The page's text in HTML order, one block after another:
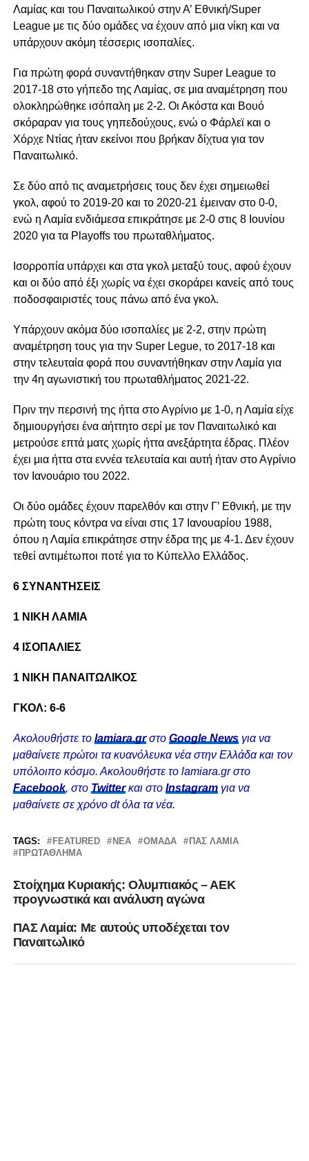
Λαμίας και του Παναιτωλικού στην Α’ Εθνική/Super
League με τις δύο ομάδες να έχουν από μια νίκη και να
υπάρχουν ακόμη τέσσερις ισοπαλίες.
Για πρώτη φορά συναντήθηκαν στην Super League το
2017-18 στο γήπεδο της Λαμίας, σε μια αναμέτρηση που
ολοκληρώθηκε ισόπαλη με 2-2. Οι Ακόστα και Βουό
σκόραραν για τους γηπεδούχους, ενώ ο Φάρλεϊ και ο
Χόρχε Ντίας ήταν εκείνοι που βρήκαν δίχτυα για τον
Παναιτωλικό.
Σε δύο από τις αναμετρήσεις τους δεν έχει σημειωθεί
γκολ, αφού το 2019-20 και το 2020-21 έμειναν στο 0-0,
ενώ η Λαμία ενδιάμεσα επικράτησε με 2-0 στις 8 Ιουνίου
2020 για τα Playoffs του πρωταθλήματος.
Ισορροπία υπάρχει και στα γκολ μεταξύ τους, αφού έχουν
και οι δύο από έξι χωρίς να έχει σκοράρει κανείς από τους
ποδοσφαιριστές τους πάνω από ένα γκολ.
Υπάρχουν ακόμα δύο ισοπαλίες με 2-2, στην πρώτη
αναμέτρηση τους για την Super Legue, το 2017-18 και
στην τελευταία φορά που συναντήθηκαν στην Λαμία για
την 4η αγωνιστική του πρωταθλήματος 2021-22.
Πριν την περσινή της ήττα στο Αγρίνιο με 1-0, η Λαμία είχε
δημιουργήσει ένα αήττητο σερί με τον Παναιτωλικό και
μετρούσε επτά ματς χωρίς ήττα ανεξάρτητα έδρας. Πλέον
έχει μια ήττα στα εννέα τελευταία και αυτή ήταν στο Αγρίνιο
τον Ιανουάριο του 2022.
Οι δύο ομάδες έχουν παρελθόν και στην Γ’ Εθνική, με την
πρώτη τους κόντρα να είναι στις 17 Ιανουαρίου 1988,
όπου η Λαμία επικράτησε στην έδρα της με 4-1. Δεν έχουν
τεθεί αντιμέτωποι ποτέ για το Κύπελλο Ελλάδος.
6 ΣΥΝΑΝΤΗΣΕΙΣ
1 ΝΙΚΗ ΛΑΜΙΑ
4 ΙΣΟΠΑΛΙΕΣ
1 ΝΙΚΗ ΠΑΝΑΙΤΩΛΙΚΟΣ
ΓΚΟΛ: 6-6
Ακολουθήστε το lamiara.grστο Google Newsγια να
μαθαίνετε πρώτοι τα κυανόλευκα νέα στην Ελλάδα και τον
υπόλοιπο κόσμο. Ακολουθήστε το lamiara.gr στο
Facebook, στο Twitterκαι στο Instagram για να
μαθαίνετε σε χρόνο dt όλα τα νέα.
TAGS: FEATURED ΝΈΑ ΟΜΆΔΑ
ΠΑΣ ΛΑΜΙΑ
ΠΡΩΤΆΘΛΗΜΑ
Στοίχημα Κυριακής: Ολυμπιακός – ΑΕΚ
προγνωστικά και ανάλυση αγώνα
ΠΑΣ Λαμία: Με αυτούς υποδέχεται τον
Παναιτωλικό